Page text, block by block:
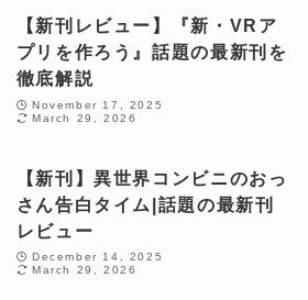
【新刊レビュー】『新・VRア
プリを作ろう』話題の最新刊を
徹底解説
November 17, 2025
March 29, 2026
【新刊】異世界コンビニのおっ
さん告白タイム|話題の最新刊
レビュー
December 14, 2025
March 29, 2026